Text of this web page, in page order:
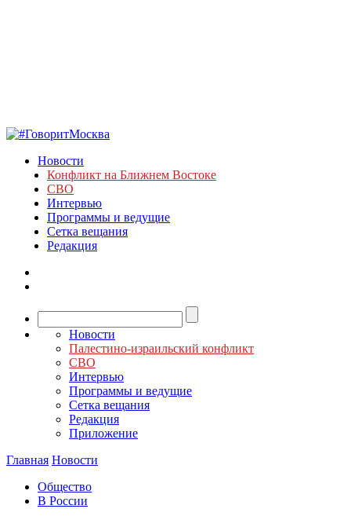
Новости
Конфликт на Ближнем Востоке
СВО
Интервью
Программы и ведущие
Сетка вещания
Редакция
Новости
Палестино-израильский конфликт
СВО
Интервью
Программы и ведущие
Сетка вещания
Редакция
Приложение
Главная Новости
Общество
В России